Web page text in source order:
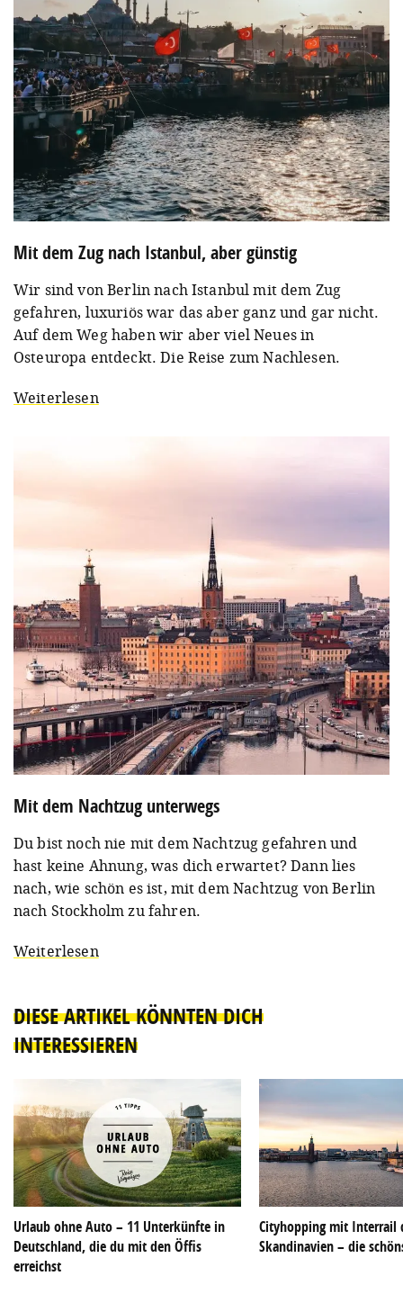
Mit dem Zug nach Istanbul, aber günstig
Wir sind von Berlin nach Istanbul mit dem Zug
gefahren, luxuriös war das aber ganz und gar nicht.
Auf dem Weg haben wir aber viel Neues in
Osteuropa entdeckt. Die Reise zum Nachlesen.
Weiterlesen
Mit dem Nachtzug unterwegs
Du bist noch nie mit dem Nachtzug gefahren und
hast keine Ahnung, was dich erwartet? Dann lies
nach, wie schön es ist, mit dem Nachtzug von Berlin
nach Stockholm zu fahren.
Weiterlesen
DIESE ARTIKEL KÖNNTEN DICH
INTERESSIEREN
Urlaub ohne Auto – 11 Unterkünfte in
Deutschland, die du mit den Öffis
erreichst
Cityhopping mit Interrail
Skandinavien – die